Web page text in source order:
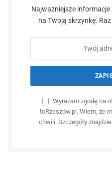
Najważniejsze
na Twoją skrzynkę.
Wyrażam zgodę na
toRzeszów.pl. Wiem, że
chwili. Szczegóły